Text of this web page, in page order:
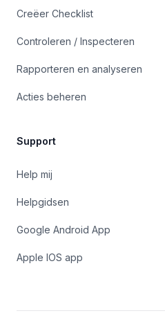
Creëer Checklist
Controleren / Inspecteren
Rapporteren en analyseren
Acties beheren
Support
Help mij
Helpgidsen
Google Android App
Apple IOS app